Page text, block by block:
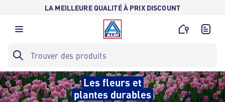
LA MEILLEURE QUALITÉ À PRIX DISCOUNT
Les fleurs et
plantes durables